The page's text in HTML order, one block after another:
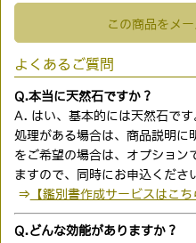
この商品をメ
よくあるご質問
Q.本当に天然石ですか？
A. はい、基本的には天然石で
処理がある場合は、商品説明に
をご希望の場合は、オプション
ますので、同時にお申込くださ
⇒ 【鑑別書作成サービスはこち
Q.どんな効能がありますか？